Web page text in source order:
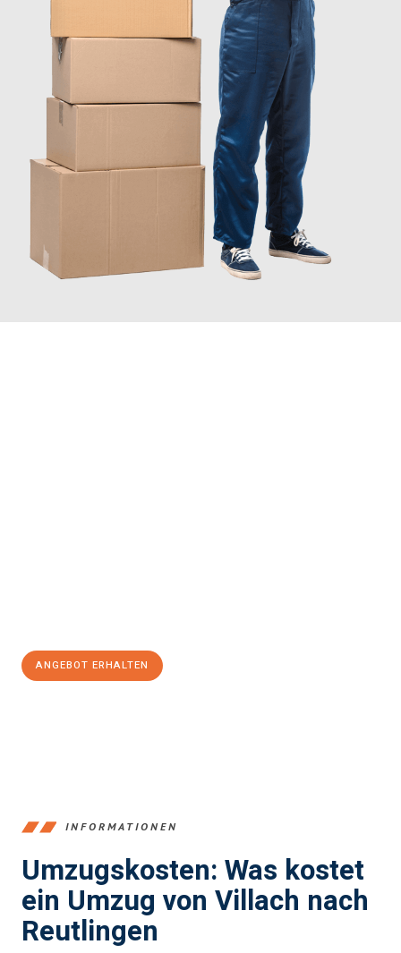
ANGEBOT ERHALTEN
INFORMATIONEN
Umzugskosten: Was kostet
ein Umzug von Villach nach
Reutlingen